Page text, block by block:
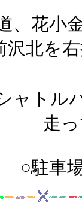
、花小
沢北を
ャトル
走
○駐車